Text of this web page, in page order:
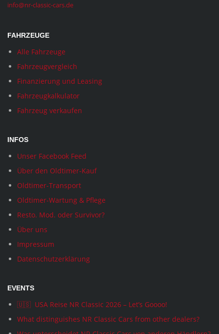
info@nr-classic-cars.de
FAHRZEUGE
Alle Fahrzeuge
Fahrzeugvergleich
Finanzierung und Leasing
Fahrzeugkalkulator
Fahrzeug verkaufen
INFOS
Unser Facebook Feed
Über den Oldtimer-Kauf
Oldtimer-Transport
Oldtimer-Wartung & Pflege
Resto. Mod. oder Survivor?
Über uns
Impressum
Datenschutzerklärung
EVENTS
🇺🇸 USA Reise NR Classic 2026 – Let’s Goooo!
What distinguishes NR Classic Cars from other dealers?